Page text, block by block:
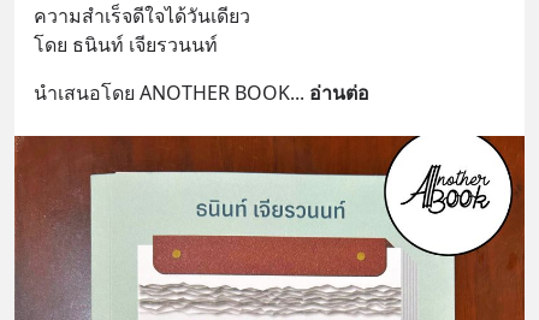
ความสำเร็จดีใจได้วันเดียว
โดย ธนินท์ เจียรวนนท์
นำเสนอโดย ANOTHER BOOK... อ่านต่อ